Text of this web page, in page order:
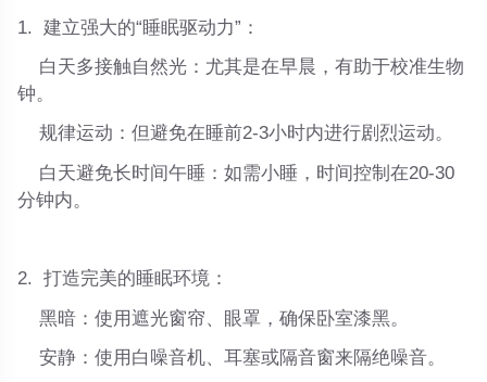
1. 建立强大的“睡眠驱动力” ：
白天多接触自然光 ：尤其是在早晨，有助于校准生物
钟。
规律运动 ：但避免在睡前2-3小时内进行剧烈运动。
白天避免长时间午睡 ：如需小睡，时间控制在20-30
分钟内。
2. 打造完美的睡眠环境 ：
黑暗 ：使用遮光窗帘、眼罩，确保卧室漆黑。
安静 ：使用白噪音机、耳塞或隔音窗来隔绝噪音。